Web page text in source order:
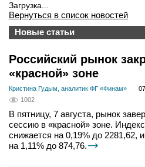
Загрузка...
Вернуться в список новостей
Новые статьи
Российский рынок
«красной» зоне
Кристина Гудым, аналитик ФГ «Финам»
1002
В пятницу, 7 августа, рынок
сессию в «красной» зоне.
снижается на 0,19% до 2281,62,
на 1,11% до 874,76.